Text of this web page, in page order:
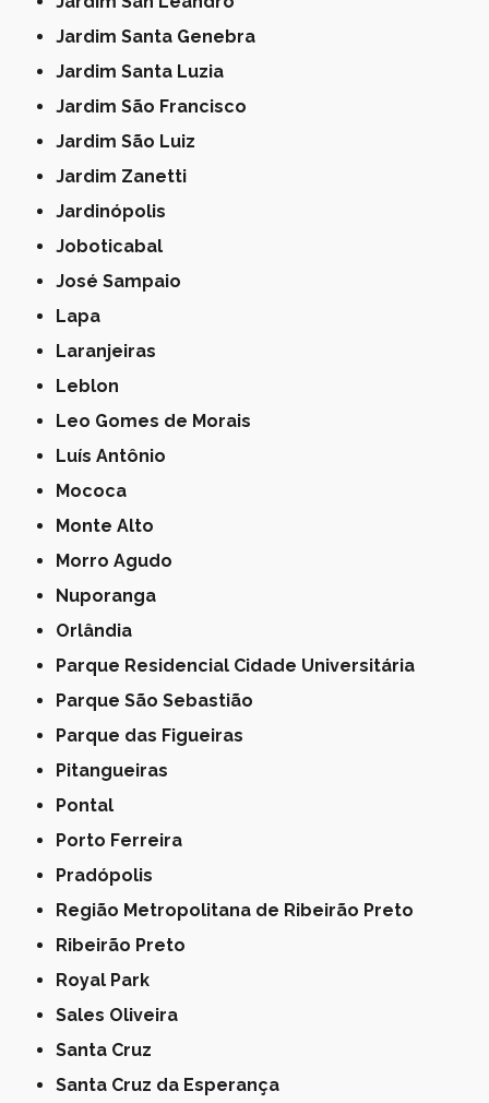
Jardim Santa Genebra
Jardim Santa Luzia
Jardim São Francisco
Jardim São Luiz
Jardim Zanetti
Jardinópolis
Joboticabal
José Sampaio
Lapa
Laranjeiras
Leblon
Leo Gomes de Morais
Luís Antônio
Mococa
Monte Alto
Morro Agudo
Nuporanga
Orlândia
Parque Residencial Cidade Universitária
Parque São Sebastião
Parque das Figueiras
Pitangueiras
Pontal
Porto Ferreira
Pradópolis
Região Metropolitana de Ribeirão Preto
Ribeirão Preto
Royal Park
Sales Oliveira
Santa Cruz
Santa Cruz da Esperança